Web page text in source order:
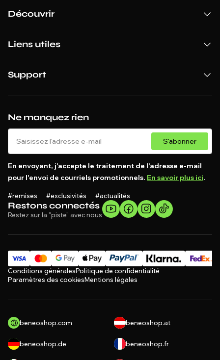
Restons connectés
Restez sur la "piste" avec nous
Ne manquez rien
S'abonner
En envoyant, j'accepte le traitement de l'adresse e-mail
pour l'envoi de courriels promotionnels. En savoir plus ici.
#remises #exclusivités #actualités
Découvrir
Liens utiles
Support
Conditions généralesPolitique de confidentialité
Paramètres des cookiesMentions légales
beneoshop.com beneoshop.at
beneoshop.de beneoshop.fr